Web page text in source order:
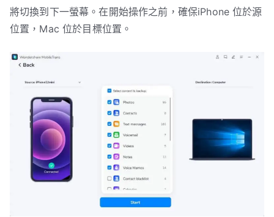
將切換到下一螢幕。在開始操作之前，確保iPhone 位於源
位置，Mac 位於目標位置。